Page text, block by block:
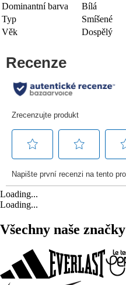
Dominantní barva
Bílá
Typ
Smíšené
Věk
Dospělý
Loading...
Loading...
Všechny naše značky